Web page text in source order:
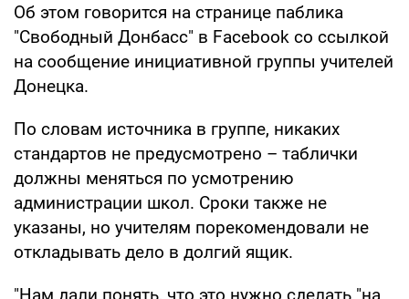
Об этом говорится на странице паблика
"Свободный Донбасс" в Facebook со ссылкой
на сообщение инициативной группы учителей
Донецка.
По словам источника в группе, никаких
стандартов не предусмотрено – таблички
должны меняться по усмотрению
администрации школ. Сроки также не
указаны, но учителям порекомендовали не
откладывать дело в долгий ящик.
"Нам дали понять, что это нужно сделать "на